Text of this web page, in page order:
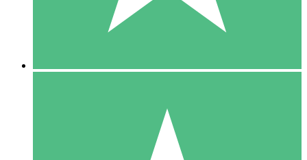
10 Downloads
20 00